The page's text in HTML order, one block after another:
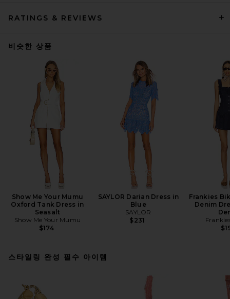
RATINGS & REVIEWS
비슷한 상품
Show Me Your Mumu
Oxford Tank Dress in
Seasalt
Show Me Your Mumu
$174
SAYLOR Darian Dress in
Blue
SAYLOR
$231
Frankies
Denim
스타일링 완성 필수 아이템